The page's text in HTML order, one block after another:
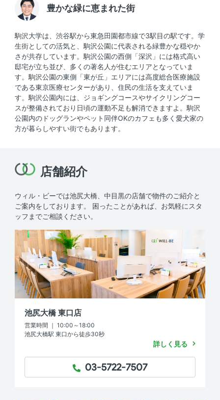
豊かな緑に恵まれた街
駒沢大学は、渋谷駅から東急田園都市線で3駅目の駅です。学
生街としての活気と、駒沢公園に代表される緑豊かな穏やか
さが共存しています。駒沢公園の西側「深沢」には格式高い
邸宅が立ち並び、多くの著名人が住むエリアとなっていま
す。駒沢公園の東側「東が丘」エリアには高度総合医療施設
である東京医療センターがあり、住民の生活を支えていま
す。駒沢公園内には、ジョギングコースやサイクリングコー
スが整備されており日頃の運動不足も解消できますよ。駒沢
公園内のドッグランやペット同伴OKのカフェも多く愛犬家の
方が暮らしやすい街でもあります。
店舗紹介
ウィル・ビーでは池尻大橋、中目黒の店舗で物件のご紹介と
ご案内をしております。
困ったことがあれば、お気軽にスタ
ッフまでご相談ください。
池尻大橋 東口店
営業時間 ｜ 10:00～18:00
池尻大橋駅 東口から徒歩30秒
TEL：
03-5722-7507
詳しく見る